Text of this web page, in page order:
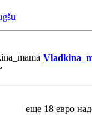
еще 18 евро